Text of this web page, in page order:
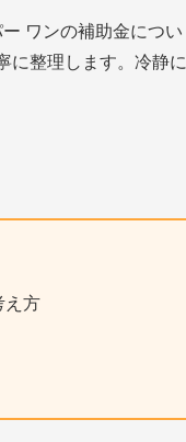
ワンの補助金につい
に整理します。冷静に
え方